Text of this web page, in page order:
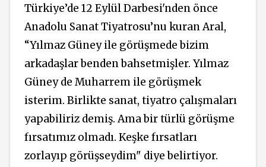
Türkiye’de 12 Eylül Darbesi'nden önce
Anadolu Sanat Tiyatrosu’nu kuran Aral,
“Yılmaz Güney ile görüşmede bizim
arkadaşlar benden bahsetmişler. Yılmaz
Güney de Muharrem ile görüşmek
isterim. Birlikte sanat, tiyatro çalışmaları
yapabiliriz demiş. Ama bir türlü görüşme
fırsatımız olmadı. Keşke fırsatları
zorlayıp görüşseydim" diye belirtiyor.